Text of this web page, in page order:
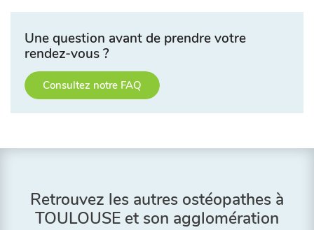
Une question avant de prendre votre
rendez-vous ?
Consultez notre FAQ
Retrouvez les autres ostéopathes à
TOULOUSE et son agglomération